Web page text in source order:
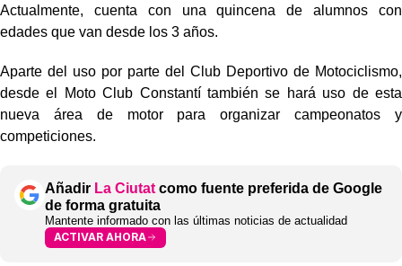
Actualmente, cuenta con una quincena de alumnos con
edades que van desde los 3 años.
Aparte del uso por parte del Club Deportivo de Motociclismo,
desde el Moto Club Constantí también se hará uso de esta
nueva área de motor para organizar campeonatos y
competiciones.
Añadir La Ciutat como fuente preferida de Google
de forma gratuita
Mantente informado con las últimas noticias de actualidad
ACTIVAR AHORA